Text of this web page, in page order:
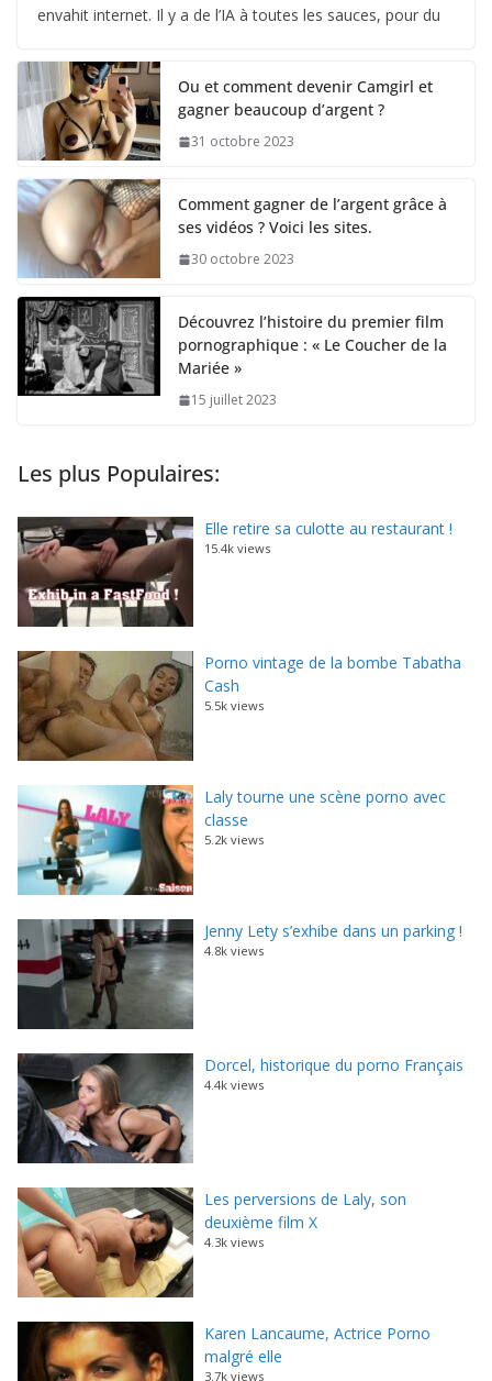
envahit internet. Il y a de l’IA à toutes les sauces, pour du
Ou et comment devenir Camgirl et
gagner beaucoup d’argent ?
31 octobre 2023
Comment gagner de l’argent grâce à
ses vidéos ? Voici les sites.
30 octobre 2023
Découvrez l’histoire du premier film
pornographique : « Le Coucher de la
Mariée »
15 juillet 2023
Les plus Populaires:
Elle retire sa culotte au restaurant !
15.4k views
Porno vintage de la bombe Tabatha
Cash
5.5k views
Laly tourne une scène porno avec
classe
5.2k views
Jenny Lety s’exhibe dans un parking !
4.8k views
Dorcel, historique du porno Français
4.4k views
Les perversions de Laly, son
deuxième film X
4.3k views
Karen Lancaume, Actrice Porno
malgré elle
3.7k views